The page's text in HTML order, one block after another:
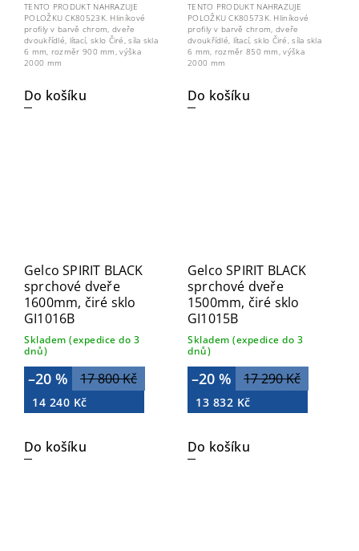
Do košíku
TENTO PRODUKT NAHRAZUJE
POLOŽKU CK80523K. Hliníkové
profily v barvě chrom, dveře
dvoukřídlé, lítací, sklo Čiré, síla skla
6 mm, rozměr 900 mm, výška
2000 mm
Do košíku
TENTO PRODUKT NAHRAZUJE
POLOŽKU CK80573K. Hliníkové
profily v barvě chrom, dveře
dvoukřídlé, lítací, sklo Čiré, síla skla
6 mm, rozměr 850 mm, výška
2000 mm
Gelco SPIRIT BLACK
sprchové dveře
1600mm, čiré sklo
GI1016B
Skladem (expedice do 3
dnů)
17 800 Kč
–20 %
14 240 Kč
Do košíku
Gelco SPIRIT BLACK
sprchové dveře
1500mm, čiré sklo
GI1015B
Skladem (expedice do 3
dnů)
17 290 Kč
–20 %
13 832 Kč
Do košíku